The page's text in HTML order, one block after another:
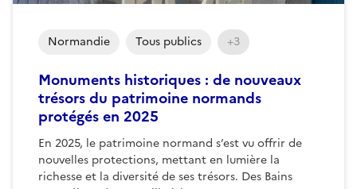
Monuments historiques : de nouveaux
trésors du patrimoine normands
protégés en 2025
En 2025, le patrimoine normand s’est vu offrir de
nouvelles protections, mettant en lumière la
richesse et la diversité de ses trésors. Des Bains
Normandie Tous publics +3